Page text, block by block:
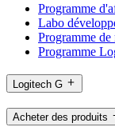
Programme
Labo
Programme de
Programme
Logitech G
Acheter des produits